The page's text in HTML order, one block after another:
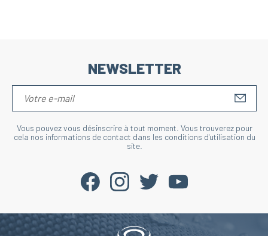
NEWSLETTER
Vous pouvez vous désinscrire à tout moment. Vous trouverez pour
cela nos informations de contact dans les conditions d'utilisation du
site.